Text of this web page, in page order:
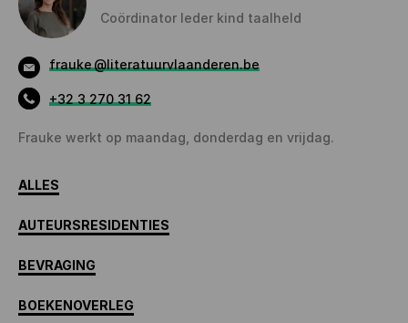
ALLES
AUTEURSRESIDENTIES
BEVRAGING
BOEKENOVERLEG
Coördinator Ieder kind taalheld
frauke@literatuurvlaanderen.be
+32 3 270 31 62
Frauke werkt op maandag, donderdag en vrijdag.